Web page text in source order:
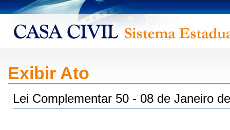
Exibir Ato
Lei Complementar 50 - 08 de Janeiro